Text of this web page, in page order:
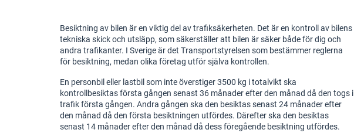
Besiktning av bilen är en viktig del av trafiksäkerheten. Det är en kontroll av bilens
tekniska skick och utsläpp, som säkerställer att bilen är säker både för dig och
andra trafikanter. I Sverige är det Transportstyrelsen som bestämmer reglerna
för besiktning, medan olika företag utför själva kontrollen.
En personbil eller lastbil som inte överstiger 3500 kg i totalvikt ska
kontrollbesiktas första gången senast 36 månader efter den månad då den togs i
trafik första gången. Andra gången ska den besiktas senast 24 månader efter
den månad då den första besiktningen utfördes. Därefter ska den besiktas
senast 14 månader efter den månad då dess föregående besiktning utfördes.